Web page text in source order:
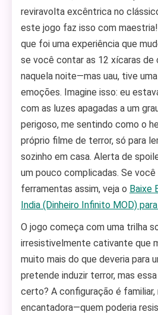
reviravolta excêntrica no
este jogo faz isso com
que foi uma experiência que
se você contar as 12 xícaras
naquela noite—mas uau, tive
emoções. Imagine isso: eu
com as luzes apagadas a um
perigoso, me sentindo como o
próprio filme de terror, só para
sozinho em casa. Alerta de
um pouco complicadas. Se
ferramentas assim, veja o Baixe
India (Dinheiro Infinito MOD)
O jogo começa com uma trilha
irresistivelmente cativante que
muito mais do que deveria para
pretende induzir terror, mas
certo? A configuração é familiar,
encantadora—quem poderia